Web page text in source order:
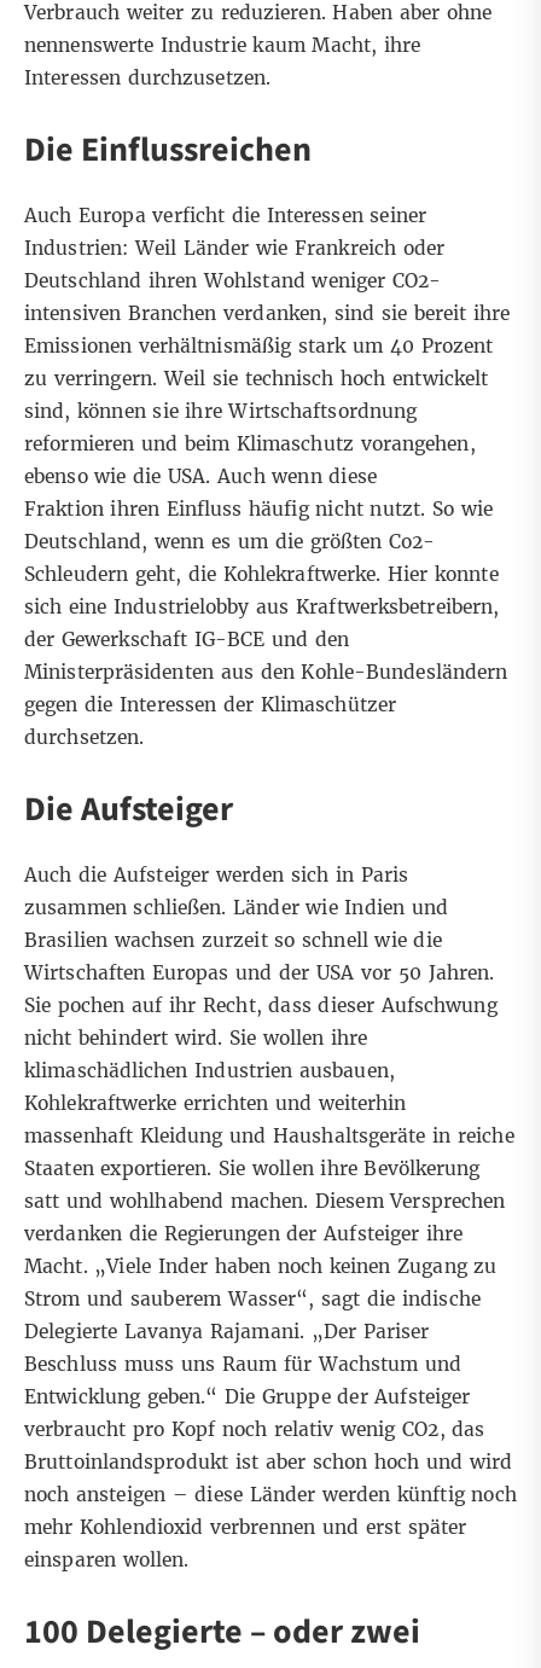
Verbrauch weiter zu reduzieren. Haben aber ohne
nennenswerte Industrie kaum Macht, ihre
Interessen durchzusetzen.
Die Einflussreichen
Auch Europa verficht die Interessen seiner
Industrien: Weil Länder wie Frankreich oder
Deutschland ihren Wohlstand weniger CO2-
intensiven Branchen verdanken, sind sie bereit ihre
Emissionen verhältnismäßig stark um 40 Prozent
zu verringern. Weil sie technisch hoch entwickelt
sind, können sie ihre Wirtschaftsordnung
reformieren und beim Klimaschutz vorangehen,
ebenso wie die USA. Auch wenn diese
Fraktion ihren Einfluss häufig nicht nutzt. So wie
Deutschland, wenn es um die größten Co2-
Schleudern geht, die Kohlekraftwerke. Hier konnte
sich eine Industrielobby aus Kraftwerksbetreibern,
der Gewerkschaft IG-BCE und den
Ministerpräsidenten aus den Kohle-Bundesländern
gegen die Interessen der Klimaschützer
durchsetzen.
Die Aufsteiger
Auch die Aufsteiger werden sich in Paris
zusammen schließen. Länder wie Indien und
Brasilien wachsen zurzeit so schnell wie die
Wirtschaften Europas und der USA vor 50 Jahren.
Sie pochen auf ihr Recht, dass dieser Aufschwung
nicht behindert wird. Sie wollen ihre
klimaschädlichen Industrien ausbauen,
Kohlekraftwerke errichten und weiterhin
massenhaft Kleidung und Haushaltsgeräte in reiche
Staaten exportieren. Sie wollen ihre Bevölkerung
satt und wohlhabend machen. Diesem Versprechen
verdanken die Regierungen der Aufsteiger ihre
Macht. „Viele Inder haben noch keinen Zugang zu
Strom und sauberem Wasser“, sagt die indische
Delegierte Lavanya Rajamani. „Der Pariser
Beschluss muss uns Raum für Wachstum und
Entwicklung geben.“ Die Gruppe der Aufsteiger
verbraucht pro Kopf noch relativ wenig CO2, das
Bruttoinlandsprodukt ist aber schon hoch und wird
noch ansteigen – diese Länder werden künftig noch
mehr Kohlendioxid verbrennen und erst später
einsparen wollen.
100 Delegierte – oder zwei